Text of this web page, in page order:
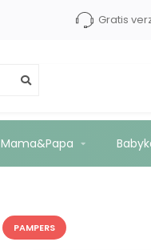
Gratis
Mama&Papa
PAMPERS